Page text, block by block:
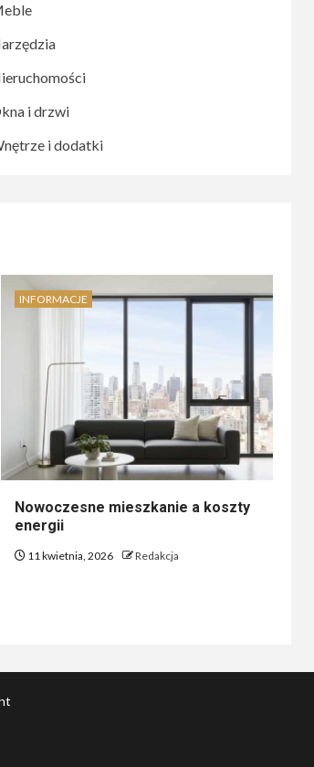
i drzwi
i dodatki
INFORMACJE
Nowoczesne mieszkanie a koszty
energii
11 kwietnia, 2026 Redakcja